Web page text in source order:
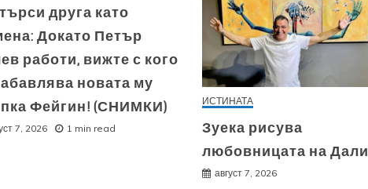
друга като
Докато Петър
работи, вижте с кого
новата му
Фейгин! (СНИМКИ)
7, 2026 1 min read
ИСТИНАТА
Зуека рисува
любовницата на Дали
август 7, 2026